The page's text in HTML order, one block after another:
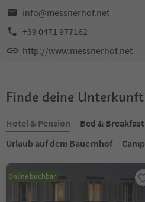
info@messnerhof.net
+39 0471 977162
http://www.messnerhof.net
Finde deine
Hotel & Pension
Bed & Breakfast
Urlaub auf dem Bauernhof
Online buchbar